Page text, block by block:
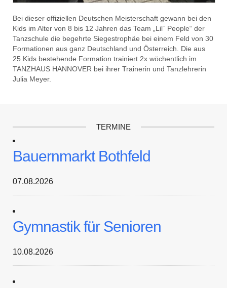
Bei dieser offiziellen Deutschen Meisterschaft gewann bei den
Kids im Alter von 8 bis 12 Jahren das Team „Lil` People“ der
Tanzschule die begehrte Siegestrophäe bei einem Feld von 30
Formationen aus ganz Deutschland und Österreich. Die aus
25 Kids bestehende Formation trainiert 2x wöchentlich im
TANZHAUS HANNOVER bei ihrer Trainerin und Tanzlehrerin
Julia Meyer.
TERMINE
Bauernmarkt Bothfeld
07.08.2026
Gymnastik für Senioren
10.08.2026